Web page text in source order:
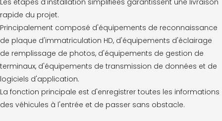
Les étapes d'installation simplifiées garantissent une livraison
rapide du projet.
Principalement composé d'équipements de reconnaissance
de plaque d'immatriculation HD, d'équipements d'éclairage
de remplissage de photos, d'équipements de gestion de
terminaux, d'équipements de transmission de données et de
logiciels d'application.
La fonction principale est d'enregistrer toutes les informations
des véhicules à l'entrée et de passer sans obstacle.